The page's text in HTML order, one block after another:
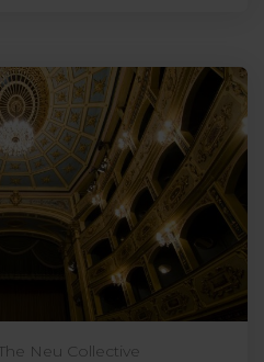
The Neu Collective